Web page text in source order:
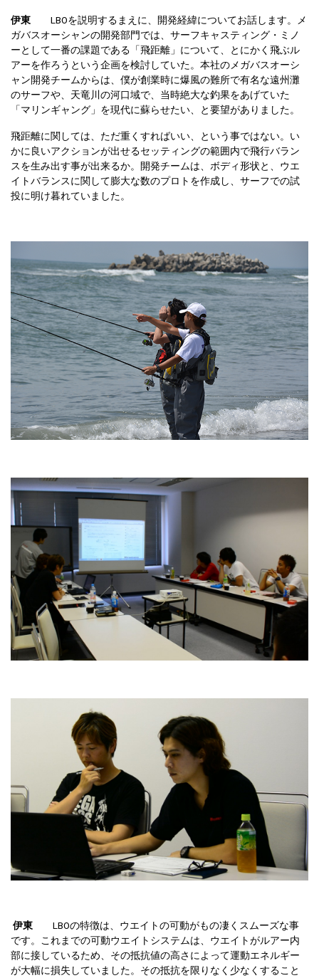
伊東 LBOを説明するまえに、開発経緯についてお話します。メ
ガバスオーシャンの開発部門では、サーフキャスティング・ミノ
ーとして一番の課題である「飛距離」について、とにかく飛ぶル
アーを作ろうという企画を検討していた。本社のメガバスオーシ
ャン開発チームからは、僕が創業時に爆風の難所で有名な遠州灘
のサーフや、天竜川の河口域で、当時絶大な釣果をあげていた
「マリンギャング」を現代に蘇らせたい、と要望がありました。
飛距離に関しては、ただ重くすればいい、という事ではない。い
かに良いアクションが出せるセッティングの範囲内で飛行バラン
スを生み出す事が出来るか。開発チームは、ボディ形状と、ウエ
イトバランスに関して膨大な数のプロトを作成し、サーフでの試
投に明け暮れていました。
伊東 LBOの特徴は、ウエイトの可動がもの凄くスムーズな事
です。これまでの可動ウエイトシステムは、ウエイトがルアー内
部に接しているため、その抵抗値の高さによって運動エネルギー
が大幅に損失していました。その抵抗を限りなく少なくすること